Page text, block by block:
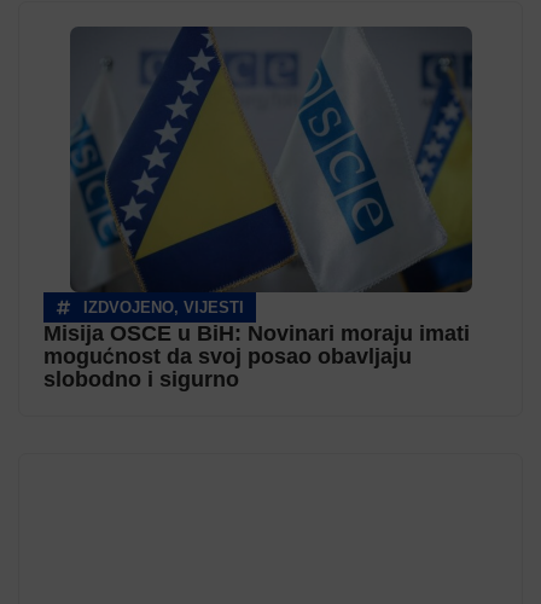
IZDVOJENO, VIJESTI
Misija OSCE u BiH: Novinari moraju imati
mogućnost da svoj posao obavljaju
slobodno i sigurno